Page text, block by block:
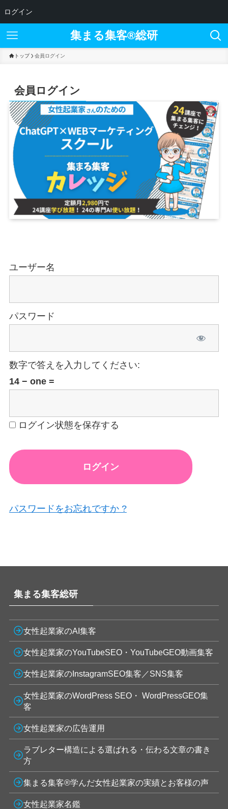
ログイン
集まる集客®︎総研
トップ 会員ログイン
会員ログイン
ユーザー名
パスワード
数字で答えを入力してください:
14 − one =
ログイン状態を保存する
パスワードをお忘れですか ?
集まる集客総研
女性起業家のAI集客
女性起業家のYouTubeSEO・YouTubeGEO動画集客
女性起業家のInstagramSEO集客／SNS集客
女性起業家のWordPress SEO・ WordPressGEO集
客
女性起業家の広告運用
ラブレター構造による選ばれる・伝わる文章の書き
方
集まる集客®学んだ女性起業家の実績とお客様の声
女性起業家名鑑